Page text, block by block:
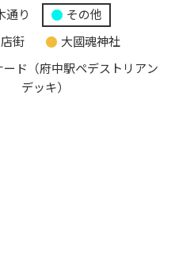
通り
その他
街
大國魂神社
ド（府中駅ペデストリアン
デッキ）